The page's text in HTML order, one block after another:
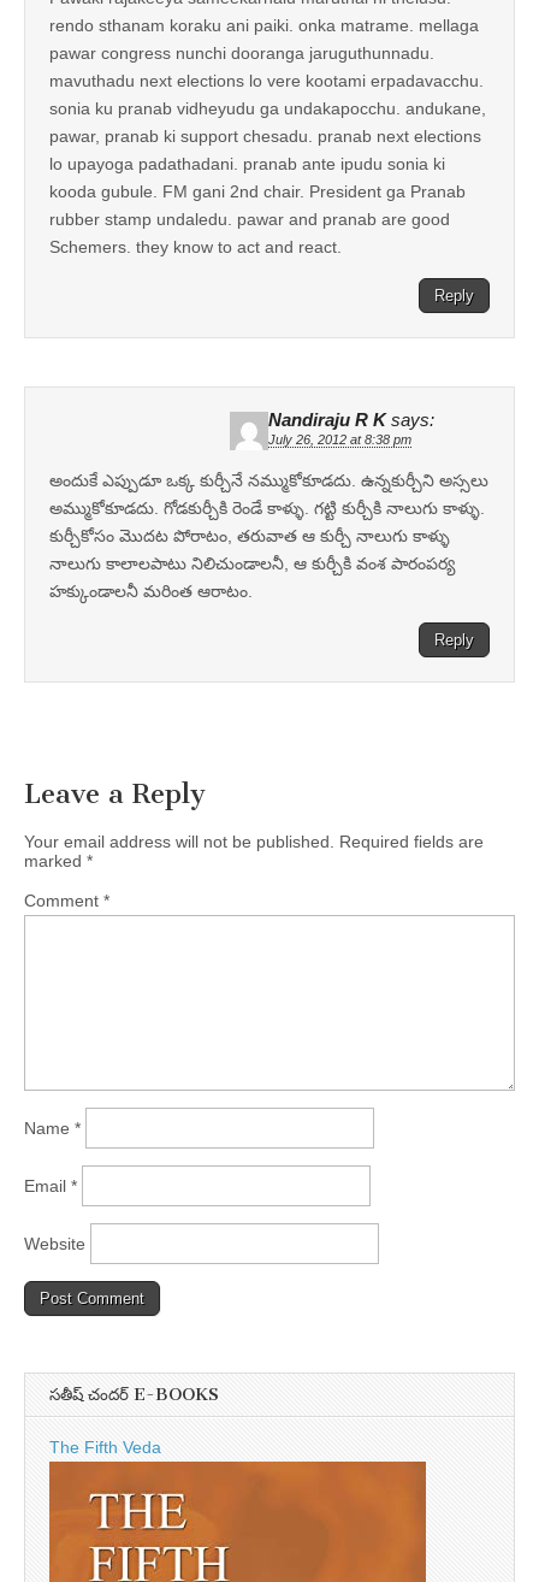
rendo sthanam koraku ani paiki. onka matrame. mellaga
pawar congress nunchi dooranga jaruguthunnadu.
mavuthadu next elections lo vere kootami erpadavacchu.
sonia ku pranab vidheyudu ga undakapocchu. andukane,
pawar, pranab ki support chesadu. pranab next elections
lo upayoga padathadani. pranab ante ipudu sonia ki
kooda gubule. FM gani 2nd chair. President ga Pranab
rubber stamp undaledu. pawar and pranab are good
Schemers. they know to act and react.
Reply
Nandiraju R K says:
July 26, 2012 at 8:38 pm
అందుకే ఎప్పుడూ ఒక్క కుర్చీనే నమ్ముకోకూడదు. ఉన్నకుర్చీని అస్సలు
అమ్ముకోకూడదు. గోడకుర్చీకి రెండే కాళ్ళు. గట్టి కుర్చీకి నాలుగు కాళ్ళు.
కుర్చీకోసం మొదట పోరాటం, తరువాత ఆ కుర్చీ నాలుగు కాళ్ళు
నాలుగు కాలాలపాటు నిలిచుండాలనీ, ఆ కుర్చీకి వంశ పారంపర్య
హక్కుండాలనీ మరింత ఆరాటం.
Reply
Leave a Reply
Your email address will not be published. Required fields are
marked *
Comment *
Name *
Email *
Website
సతీష్ చందర్ E-BOOKS
The Fifth Veda